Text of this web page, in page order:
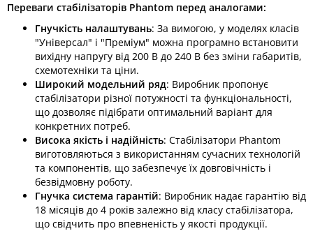
Переваги стабілізаторів Phantom перед аналогами:
Гнучкість налаштувань: За вимогою, у моделях класів
"Універсал" і "Преміум" можна програмно встановити
вихідну напругу від 200 В до 240 В без зміни габаритів,
схемотехніки та ціни. ​
Широкий модельний ряд: Виробник пропонує
стабілізатори різної потужності та функціональності,
що дозволяє підібрати оптимальний варіант для
конкретних потреб.​
Висока якість і надійність: Стабілізатори Phantom
виготовляються з використанням сучасних технологій
та компонентів, що забезпечує їх довговічність і
безвідмовну роботу.​
Гнучка система гарантій: Виробник надає гарантію від
18 місяців до 4 років залежно від класу стабілізатора,
що свідчить про впевненість у якості продукції. ​